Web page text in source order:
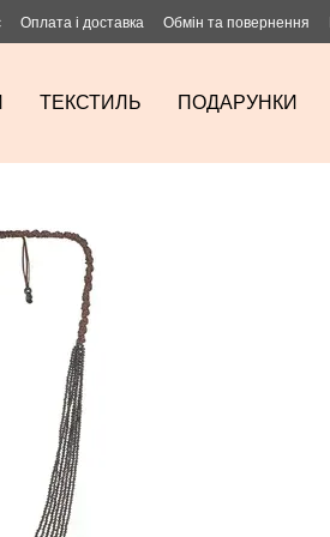
Оплата і доставка Обмін та повернення
ТЕКСТИЛЬ ПОДАРУНКИ